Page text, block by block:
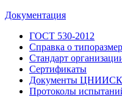
Документация
ГОСТ 530-2012
Справка о
Стандарт
Сертификаты
Документы ЦНИИСК
Протоколы